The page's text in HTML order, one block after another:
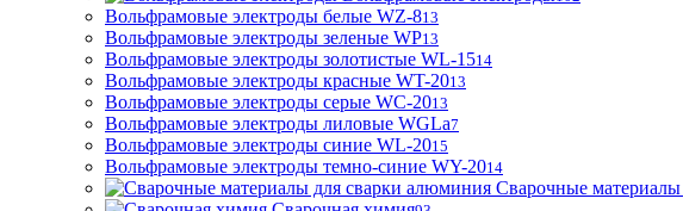
Вольфрамовые электроды белые WZ-813
Вольфрамовые электроды зеленые WP13
Вольфрамовые электроды золотистые WL-1514
Вольфрамовые электроды красные WT-2013
Вольфрамовые электроды серые WC-2013
Вольфрамовые электроды лиловые WGLa7
Вольфрамовые электроды синие WL-2015
Вольфрамовые электроды темно-синие WY-2014
Сварочные